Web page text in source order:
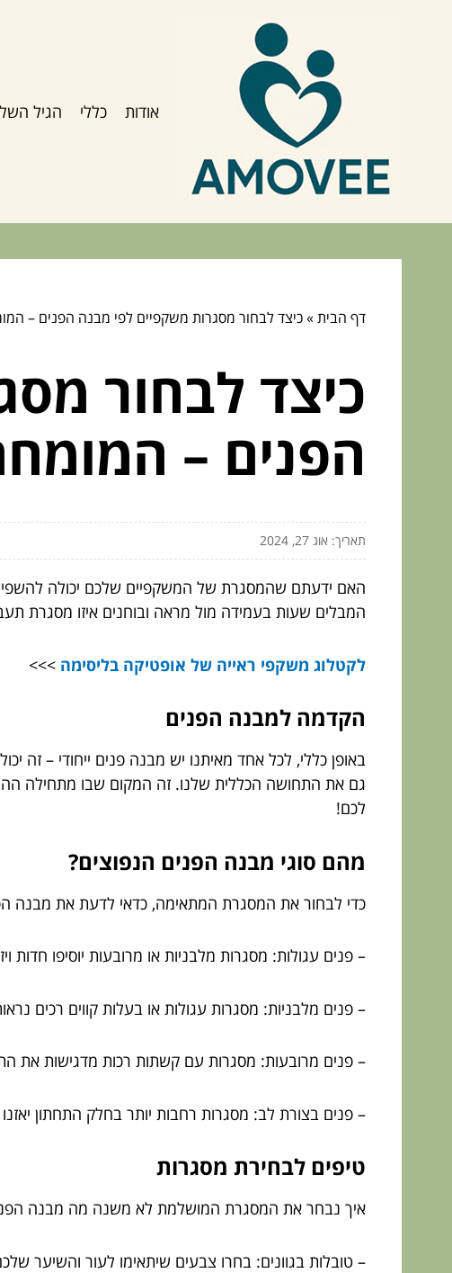
אודות כללי הגיל
דף הבית»כיצד לבחור מסגרות משקפיים לפי מבנה הפנים –
כיצד לבחור
הפנים –
תאריך: אוג 27, 2024
האם ידעתם שהמסגרת של המשקפיים שלכם יכולה
המבלים שעות בעמידה מול מראה ובוחנים איזו מסגרת
לקטלוג משקפי ראייה של אופטיקה בליסימה >>>
הקדמה למבנה הפנים
באופן כללי, לכל אחד מאיתנו יש מבנה פנים ייחודי – זה
גם את התחושה הכללית שלנו. זה המקום שבו מתחילה
לכם!
מהם סוגי מבנה הפנים הנפוצים?
כדי לבחור את המסגרת המתאימה, כדאי לדעת את מבנה
– פנים עגולות: מסגרות מלבניות או מרובעות יוסיפו חדות
– פנים מלבניות: מסגרות עגולות או בעלות קווים רכים
– פנים מרובעות: מסגרות עם קשתות רכות מדגישות את
– פנים בצורת לב: מסגרות רחבות יותר בחלק התחתון
טיפים לבחירת מסגרות
איך נבחר את המסגרת המושלמת לא משנה מה מבנה
– טובלות בגוונים: בחרו צבעים שיתאימו לעור והשיער